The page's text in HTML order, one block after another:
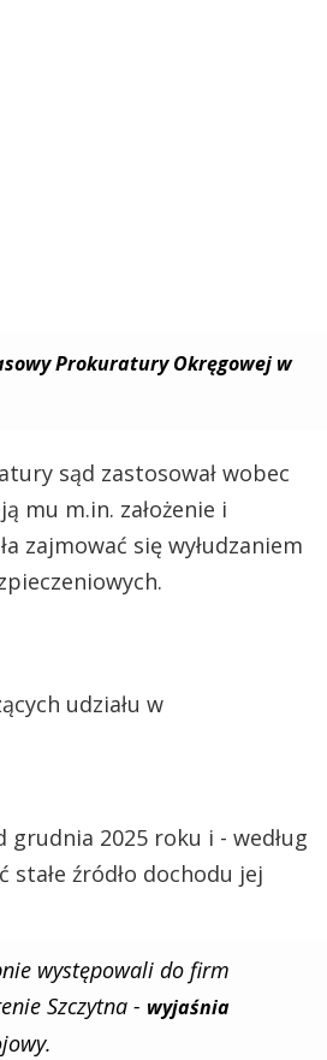
Prokuratury Okręgowej w
sąd zastosował wobec
mu m.in. założenie i
zajmować się wyłudzaniem
udziału w
grudnia 2025 roku i - według
źródło dochodu jej
występowali do firm
Szczytna - wyjaśnia